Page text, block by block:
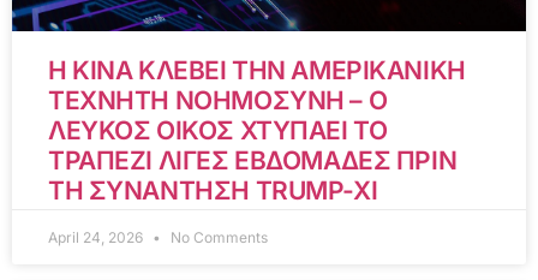
Η ΚΙΝΑ ΚΛΕΒΕΙ ΤΗΝ ΑΜΕΡΙΚΑΝΙΚΗ
ΤΕΧΝΗΤΗ ΝΟΗΜΟΣΥΝΗ – Ο
ΛΕΥΚΟΣ ΟΙΚΟΣ ΧΤΥΠΑΕΙ ΤΟ
ΤΡΑΠΕΖΙ ΛΙΓΕΣ ΕΒΔΟΜΑΔΕΣ ΠΡΙΝ
ΤΗ ΣΥΝΑΝΤΗΣΗ TRUMP-XI
April 24, 2026 No Comments